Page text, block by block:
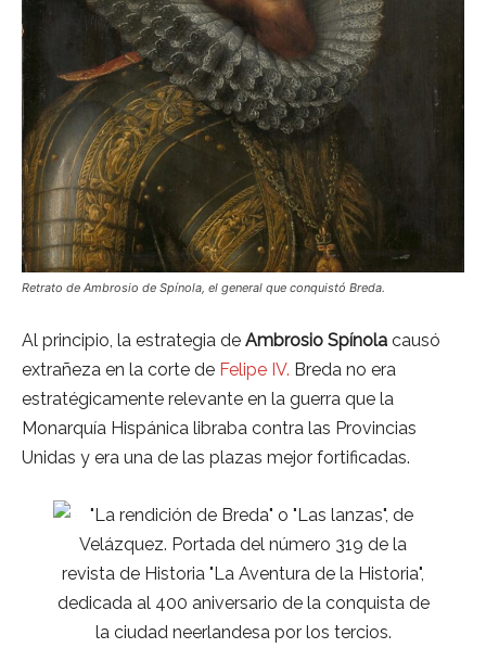
Retrato de Ambrosio de Spínola, el general que conquistó Breda.
Al principio, la estrategia de Ambrosio Spínola causó
extrañeza en la corte de Felipe IV. Breda no era
estratégicamente relevante en la guerra que la
Monarquía Hispánica libraba contra las Provincias
Unidas y era una de las plazas mejor fortificadas.